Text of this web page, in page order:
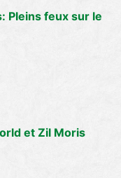
Pleins feux sur le
et Zil Moris